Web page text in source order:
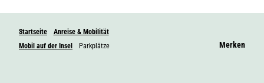
Startseite
Anreise & Mobilität
Mobil auf der Insel
Parkplätze Merken